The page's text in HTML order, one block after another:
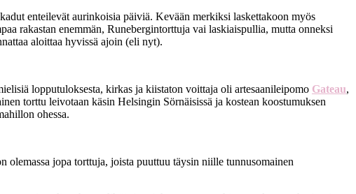
enteilevät aurinkoisia päiviä. Kevään merkiksi laskettakoon myös
rakastan enemmän, Runebergintorttuja vai laskiaispullia, mutta onneksi
aloittaa hyvissä ajoin (eli nyt).
lopputuloksesta, kirkas ja kiistaton voittaja oli artesaanileipomo Gateau,
torttu leivotaan käsin Helsingin Sörnäisissä ja kostean koostumuksen
ohessa.
olemassa jopa torttuja, joista puuttuu täysin niille tunnusomainen